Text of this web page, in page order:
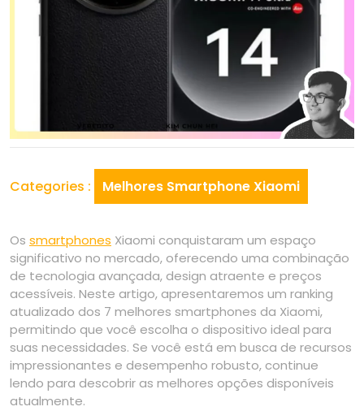
Categories : Melhores Smartphone Xiaomi
Os smartphones Xiaomi conquistaram um espaço
significativo no mercado, oferecendo uma combinação
de tecnologia avançada, design atraente e preços
acessíveis. Neste artigo, apresentaremos um ranking
atualizado dos 7 melhores smartphones da Xiaomi,
permitindo que você escolha o dispositivo ideal para
suas necessidades. Se você está em busca de recursos
impressionantes e desempenho robusto, continue
lendo para descobrir as melhores opções disponíveis
atualmente.